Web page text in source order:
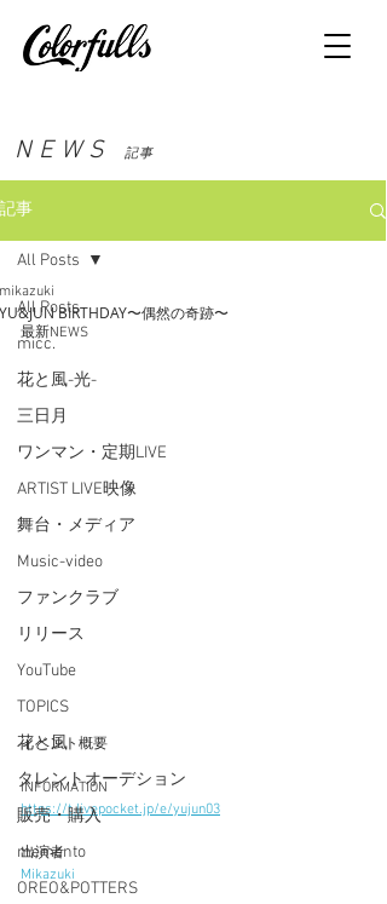
NEWS 記事
記事
All Posts
micc.
花と風-光-
三日月
ワンマン・定期LIVE
ARTIST LIVE映像
舞台・メディア
Music-video
ファンクラブ
リリース
YouTube
TOPICS
花と風
タレントオーデション
販売・購入
memento
OREO&POTTERS
All Posts
YU&JUN BIRTHDAY〜偶然の奇跡〜
mikazuki
最新NEWS
イベント概要
INFORMATION
https://t.livepocket.jp/e/yujun03
出演者
Mikazuki